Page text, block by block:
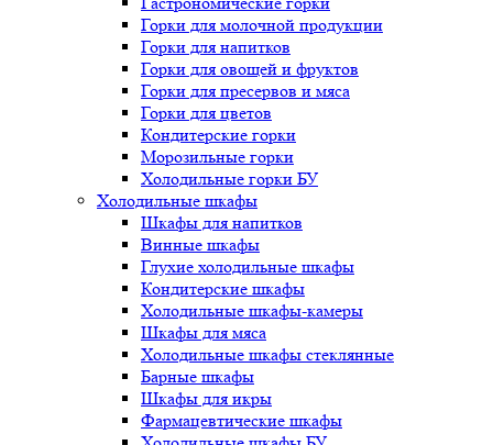
Горки для молочной продукции
Горки для напитков
Горки для овощей и фруктов
Горки для пресервов и мяса
Горки для цветов
Кондитерские горки
Морозильные горки
Холодильные горки БУ
Холодильные шкафы
Шкафы для напитков
Винные шкафы
Глухие холодильные шкафы
Кондитерские шкафы
Холодильные шкафы-камеры
Шкафы для мяса
Холодильные шкафы стеклянные
Барные шкафы
Шкафы для икры
Фармацевтические шкафы